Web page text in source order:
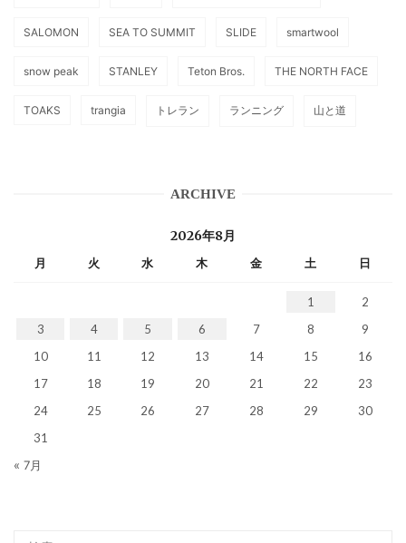
SALOMON SEA TO SUMMIT SLIDE smartwool
snow peak STANLEY Teton Bros. THE NORTH FACE
TOAKS trangia トレラン ランニング 山と道
ARCHIVE
2026年8月
月 火 水 木 金 土 日
1
2
3
4 5 6 7 8
9
10
11 12 13 14 15
16
17
18 19 20 21 22
23
24
25 26 27 28 29
30
31
« 7月